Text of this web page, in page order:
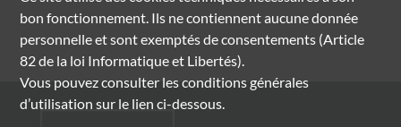
bon fonctionnement. Ils ne contiennent aucune donnée
personnelle et sont exemptés de consentements (Article
82 de la loi Informatique et Libertés).
Vous pouvez consulter les conditions générales
d’utilisation sur le lien ci-dessous.